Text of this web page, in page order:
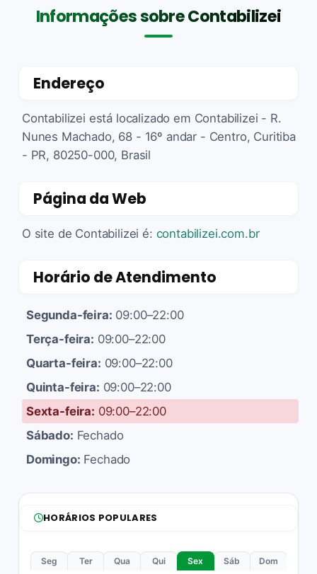
Informações sobre Contabilizei
Endereço
Contabilizei está localizado em Contabilizei - R.
Nunes Machado, 68 - 16º andar - Centro, Curitiba
- PR, 80250-000, Brasil
Página da Web
O site de Contabilizei é: contabilizei.com.br
Horário de Atendimento
Segunda-feira: 09:00–22:00
Terça-feira: 09:00–22:00
Quarta-feira: 09:00–22:00
Quinta-feira: 09:00–22:00
Sexta-feira: 09:00–22:00
Sábado: Fechado
Domingo: Fechado
HORÁRIOS POPULARES
Seg Ter Qua Qui Sex Sáb Dom